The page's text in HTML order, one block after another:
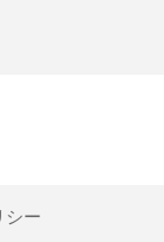
シー